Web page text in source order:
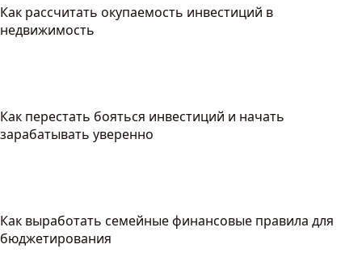
Как рассчитать окупаемость инвестиций в
недвижимость
Как перестать бояться инвестиций и начать
зарабатывать уверенно
Как выработать семейные финансовые правила для
бюджетирования